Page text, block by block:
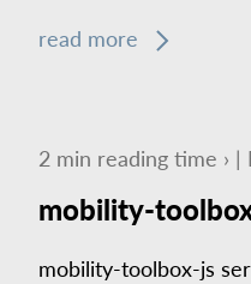
read more
2 min reading time › |
mobility-
mobility-toolbox-js